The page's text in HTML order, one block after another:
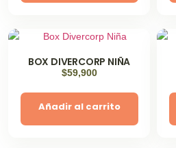
BOX DIVERCORP NIÑA
$59,900
Añadir al carrito